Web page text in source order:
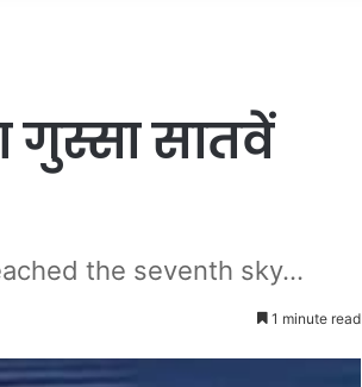
गुस्सा सातवें
the seventh sky...
1 minute read